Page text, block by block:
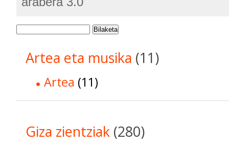
Bilaketa
Artea eta musika (11)
Artea (11)
Giza zientziak (280)